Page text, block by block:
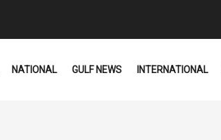
NATIONAL GULF NEWS INTERNATIONAL